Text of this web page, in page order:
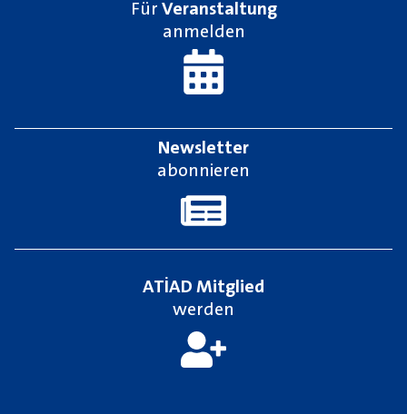
Für Veranstaltung
anmelden
Newsletter
abonnieren
ATİAD Mitglied
werden